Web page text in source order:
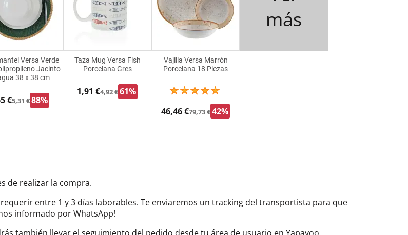
Versa Verde
Jacinto
38 x 38 cm
€5,31 €88%
Taza Mug Versa Fish
Porcelana Gres
1,91 €4,92 €61%
Vajilla Versa Marrón
Porcelana 18 Piezas
46,46 €79,73 €42%
más
de realizar la compra.
entre 1 y 3 días laborables. Te enviaremos un tracking del transportista para que
informado por WhatsApp!